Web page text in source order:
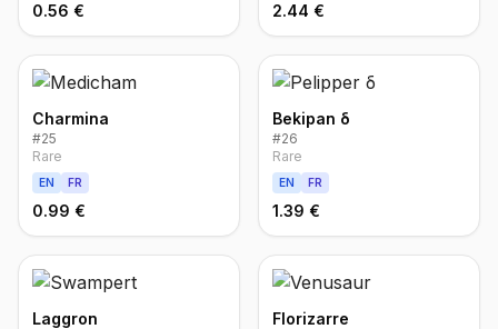
0.56 € 2.44 €
Charmina
#25
Rare
EN FR
0.99 €
Bekipan δ
#26
Rare
EN FR
1.39 €
Laggron Florizarre